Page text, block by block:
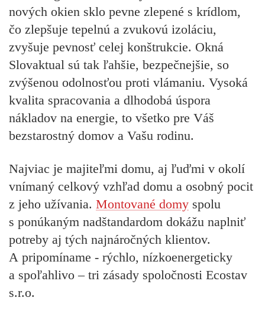
nových okien sklo pevne zlepené s krídlom,
čo zlepšuje tepelnú a zvukovú izoláciu,
zvyšuje pevnosť celej konštrukcie. Okná
Slovaktual sú tak ľahšie, bezpečnejšie, so
zvýšenou odolnosťou proti vlámaniu. Vysoká
kvalita spracovania a dlhodobá úspora
nákladov na energie, to všetko pre Váš
bezstarostný domov a Vašu rodinu.
Najviac je majiteľmi domu, aj ľuďmi v okolí
vnímaný celkový vzhľad domu a osobný pocit
z jeho užívania. Montované domy spolu
s ponúkaným nadštandardom dokážu naplniť
potreby aj tých najnáročných klientov.
A pripomíname - rýchlo, nízkoenergeticky
a spoľahlivo – tri zásady spoločnosti Ecostav
s.r.o.